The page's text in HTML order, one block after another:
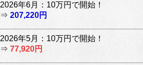
2026年6月：10万円で開始！
⇒ 207,220円
2026年5月：10万円で開始！
⇒ 77,920円